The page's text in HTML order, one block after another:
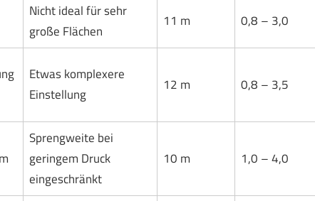
Nicht ideal für sehr
große Flächen
11 m 0,8 – 3,0
Etwas komplexere
Einstellung
12 m 0,8 – 3,5
Sprengweite bei
geringem Druck
eingeschränkt
10 m 1,0 – 4,0